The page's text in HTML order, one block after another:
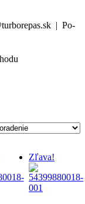
| Po-
Zľava!